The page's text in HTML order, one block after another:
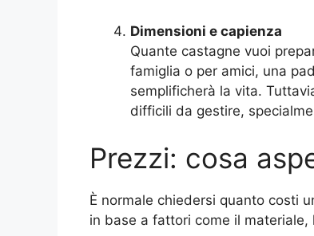
Dimensioni e capienza
Quante castagne vuoi
famiglia o per amici, una
semplificherà la vita.
difficili da gestire,
Prezzi: cosa
È normale chiedersi quanto costi
in base a fattori come il